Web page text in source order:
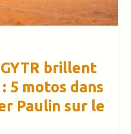
brillent
5 motos dans
Paulin sur le